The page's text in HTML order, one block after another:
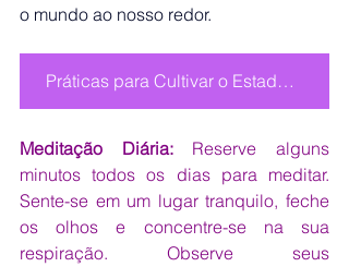
o mundo ao nosso redor.
Práticas para Cultivar o Estado de Presença
Meditação Diária: Reserve alguns
minutos todos os dias para meditar.
Sente-se em um lugar tranquilo, feche
os olhos e concentre-se na sua
respiração. Observe seus